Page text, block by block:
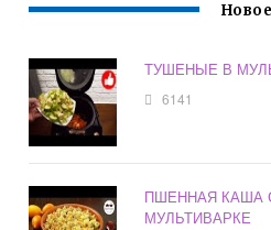
Новое
ТУШЕНЫЕ В
6141
ПШЕННАЯ КАША
МУЛЬТИВАРКЕ